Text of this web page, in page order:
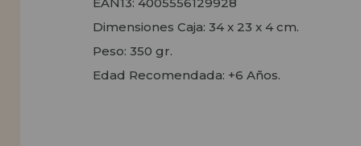
Dimensiones Caja: 34 x 23 x 4 cm.
Peso: 350 gr.
Edad Recomendada: +6 Años.